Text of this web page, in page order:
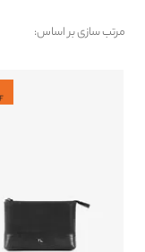
سایر محصولات
فروش سازمانی
مرتب سازی بر اساس: